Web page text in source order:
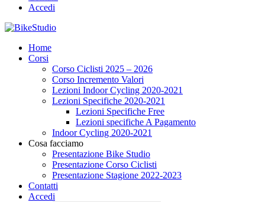
Accedi
Home
Corsi
Corso Ciclisti 2025 – 2026
Corso Incremento Valori
Lezioni Indoor Cycling 2020-2021
Lezioni Specifiche 2020-2021
Lezioni Specifiche Free
Lezioni specifiche A Pagamento
Indoor Cycling 2020-2021
Cosa facciamo
Presentazione Bike Studio
Presentazione Corso Ciclisti
Presentazione Stagione 2022-2023
Contatti
Accedi